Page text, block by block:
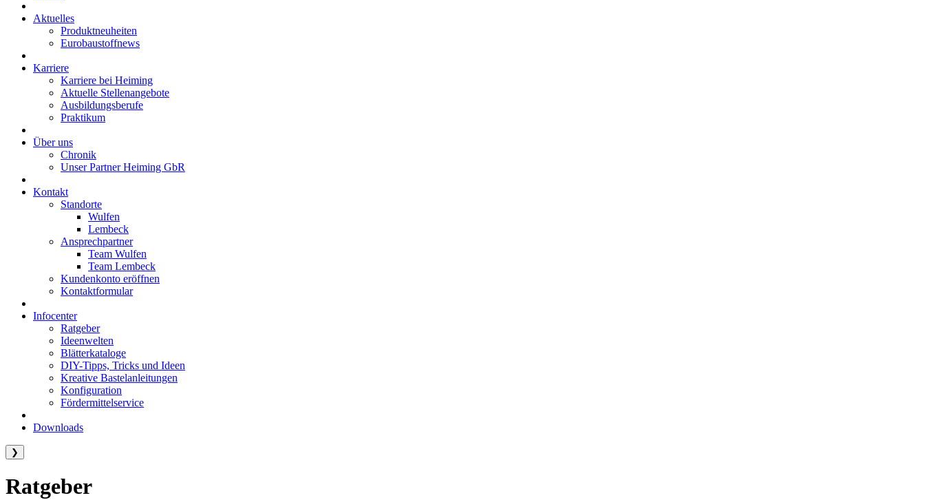
Aktuelles
Produktneuheiten
Eurobaustoffnews
Karriere
Karriere bei Heiming
Aktuelle Stellenangebote
Ausbildungsberufe
Praktikum
Über uns
Chronik
Unser Partner Heiming GbR
Kontakt
Standorte
Wulfen
Lembeck
Ansprechpartner
Team Wulfen
Team Lembeck
Kundenkonto eröffnen
Kontaktformular
Infocenter
Ratgeber
Ideenwelten
Blätterkataloge
DIY-Tipps, Tricks und Ideen
Kreative Bastelanleitungen
Konfiguration
Fördermittelservice
Downloads
❯
Ratgeber